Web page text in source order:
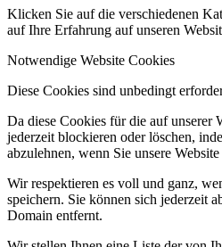
Klicken Sie auf die verschiedenen
auf Ihre Erfahrung auf unseren
Notwendige Website Cookies
Diese Cookies sind unbedingt
Da diese Cookies für die auf unserer
jederzeit blockieren oder löschen,
abzulehnen, wenn Sie unsere
Wir respektieren es voll und ganz,
speichern. Sie können sich jederzeit
Domain entfernt.